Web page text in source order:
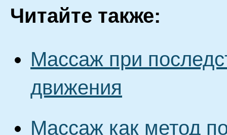
Читайте также:
Массаж при
движения
Массаж как метод